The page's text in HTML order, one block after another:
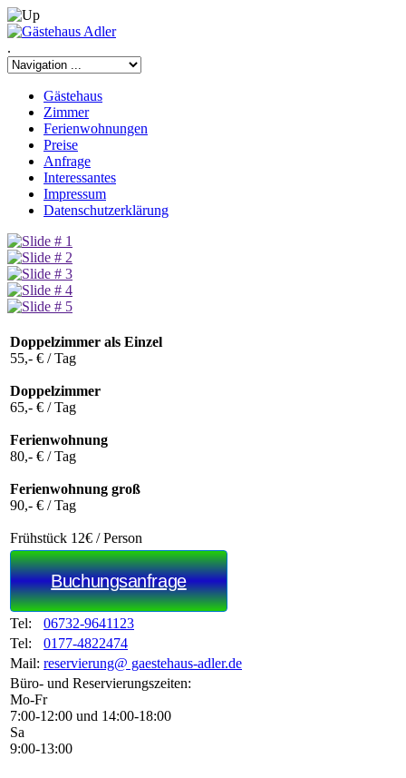
.
Gästehaus
Zimmer
Ferienwohnungen
Preise
Anfrage
Interessantes
Impressum
Datenschutzerklärung
Doppelzimmer als Einzel
55,- € / Tag
Doppelzimmer
65,- € / Tag
Ferienwohnung
80,- € / Tag
Ferienwohnung groß
90,- € / Tag
Frühstück 12€ / Person
Buchungsanfrage
Tel:
06732-9641123
Tel:
0177-4822474
Mail: reservierung@ gaestehaus-adler.de
Büro- und Reservierungszeiten:
Mo-Fr
7:00-12:00 und 14:00-18:00
Sa
9:00-13:00